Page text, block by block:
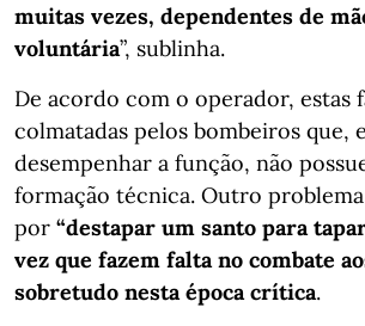
muitas vezes, dependentes de
voluntária”, sublinha.
De acordo com o operador, estas
colmatadas pelos bombeiros que,
desempenhar a função, não
formação técnica. Outro problema
por “destapar um santo para
vez que fazem falta no combate
sobretudo nesta época crítica.